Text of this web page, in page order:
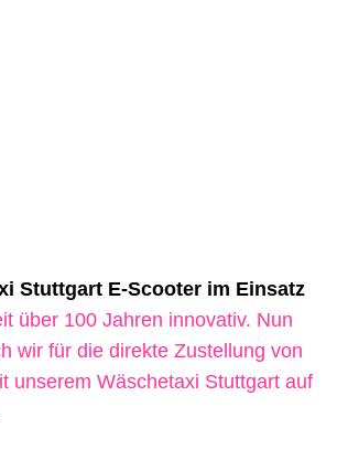
Stuttgart E-Scooter im Einsatz
über 100 Jahren innovativ. Nun
wir für die direkte Zustellung von
unserem Wäschetaxi Stuttgart auf